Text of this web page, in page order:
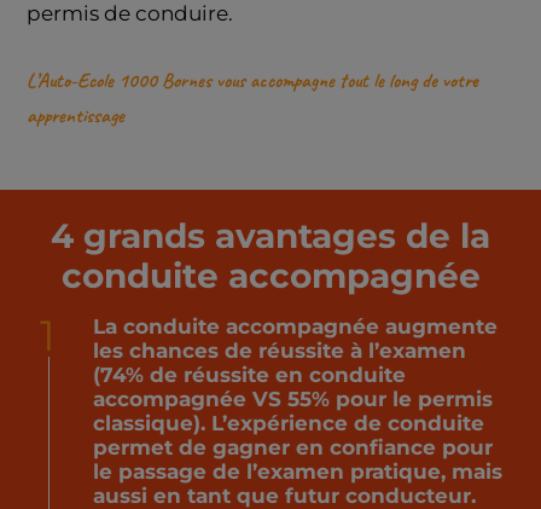
permis de conduire.
L’Auto-Ecole 1000 Bornes vous accompagne tout le long de votre
apprentissage
4 grands avantages de la
conduite accompagnée
1
La conduite accompagnée augmente
les chances de réussite à l’examen
(74% de réussite en conduite
accompagnée VS 55% pour le permis
classique). L’expérience de conduite
permet de gagner en confiance pour
le passage de l’examen pratique, mais
aussi en tant que futur conducteur.